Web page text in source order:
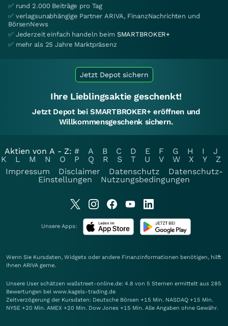
✅ rund 2.000 Beiträge pro Tag
✅ verlagsunabhängige Partner ARIVA, FinanzNachrichten und
BörsenNews
✅ Jederzeit einfach handeln beim SMARTBROKER+
✅ mehr als 25 Jahre Marktpräsenz
Jetzt Depot sichern
Ihre Lieblingsaktie geschenkt!
Jetzt Depot bei SMARTBROKER+ eröffnen und
Willkommensgeschenk sichern.
Aktien von A - Z: # A B C D E F G H I
J
K
L M N O P Q R S T U V W X Y
Z
Impressum
Disclaimer Datenschutz
Datenschutz-
Einstellungen
Nutzungsbedingungen
Unsere Apps:
Wenn Sie Kursdaten, Widgets oder andere Finanzinformationen benötigen, hilft
Ihnen ARIVA gerne.
Unsere User schätzen wallstreet-online.de: 4.8 von 5 Sternen ermittelt aus 285
Bewertungen bei www.kagels-trading.de
Zeitverzögerung der Kursdaten: Deutsche Börsen +15 Min. NASDAQ +15 Min.
NYSE +20 Min. AMEX +20 Min. Dow Jones +15 Min. Alle Angaben ohne Gewähr.